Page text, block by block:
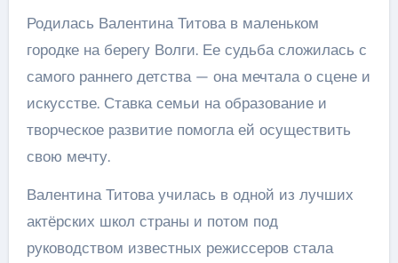
Родилась Валентина Титова в маленьком
городке на берегу Волги. Ее судьба сложилась с
самого раннего детства — она мечтала о сцене и
искусстве. Ставка семьи на образование и
творческое развитие помогла ей осуществить
свою мечту.
Валентина Титова училась в одной из лучших
актёрских школ страны и потом под
руководством известных режиссеров стала